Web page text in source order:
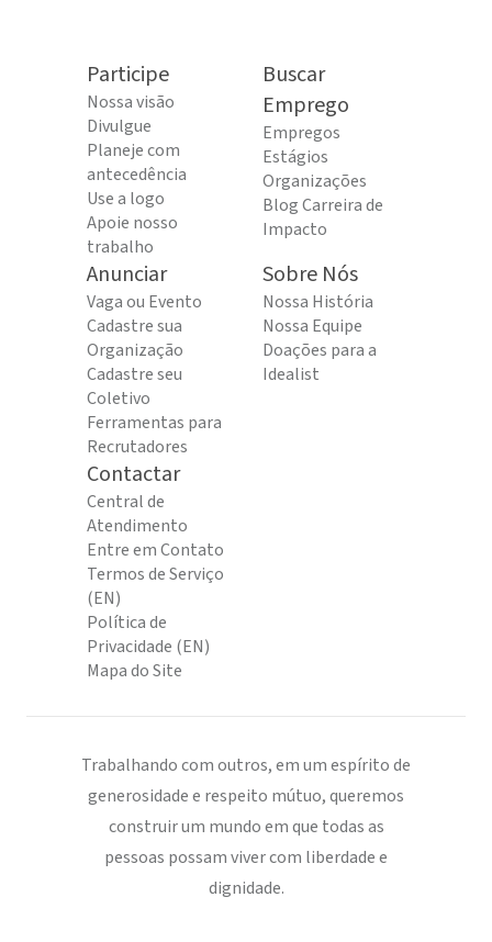
Participe
Nossa visão
Divulgue
Planeje com
antecedência
Use a logo
Apoie nosso
trabalho
Buscar
Emprego
Empregos
Estágios
Organizações
Blog Carreira de
Impacto
Anunciar
Vaga ou Evento
Cadastre sua
Organização
Cadastre seu
Coletivo
Ferramentas para
Recrutadores
Sobre Nós
Nossa História
Nossa Equipe
Doações para a
Idealist
Contactar
Central de
Atendimento
Entre em Contato
Termos de Serviço
(EN)
Política de
Privacidade (EN)
Mapa do Site
Trabalhando com outros, em um espírito de
generosidade e respeito mútuo, queremos
construir um mundo em que todas as
pessoas possam viver com liberdade e
dignidade.